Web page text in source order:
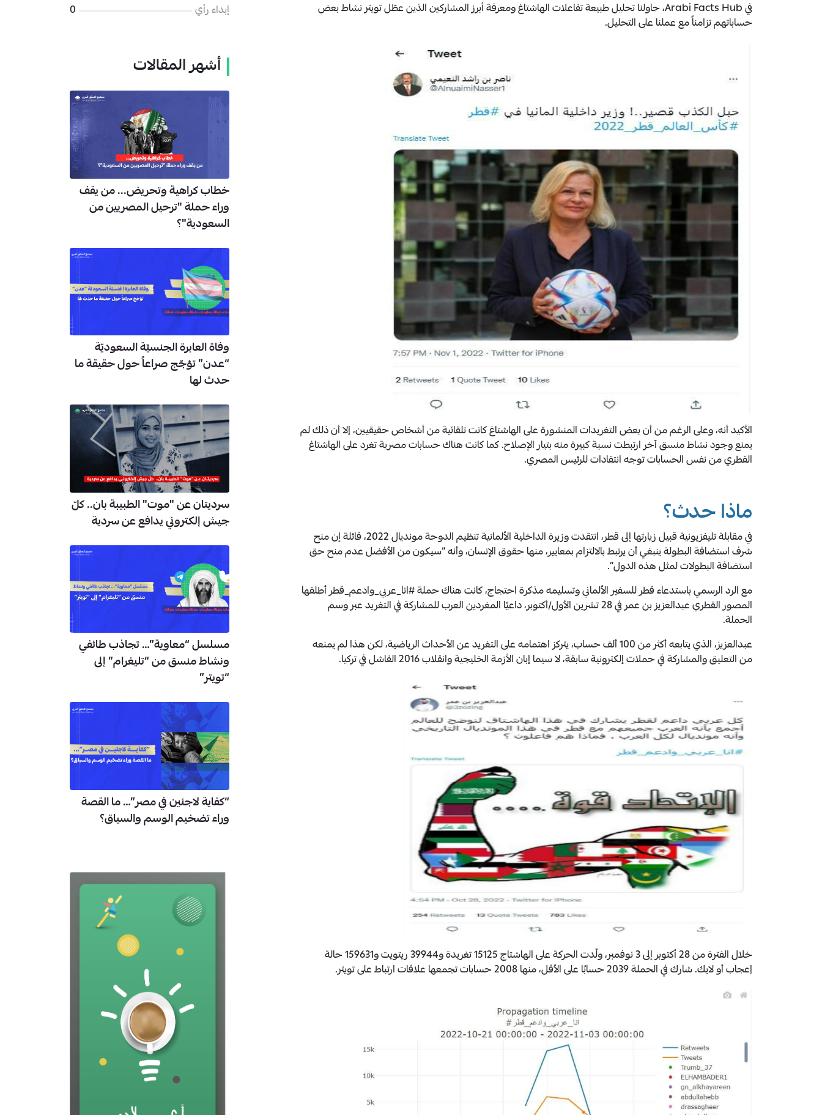
في Arabi Facts Hub، حاولنا تحليل طبيعة تفاعلات الهاشتاغ ومعرفة أبرز المشاركين الذين عطّل تويتر نشاط بعض
حساباتهم تزامناً مع عملنا على التحليل.
الأكيد أنه، وعلى الرغم من أن بعض التغريدات المنشورة على الهاشتاغ كانت تلقائية من أشخاص حقيقيين، إلا أن ذلك لم
يمنع وجود نشاط منسق آخر ارتبطت نسبة كبيرة منه بتيار الإصلاح. كما كانت هناك حسابات مصرية تغرد على الهاشتاغ
القطري من نفس الحسابات توجه انتقادات للرئيس المصري.
ماذا حدث؟
في مقابلة تليفزيونية قبيل زيارتها إلى قطر، انتقدت وزيرة الداخلية الألمانية تنظيم الدوحة مونديال 2022، قائلة إن منح
شرف استضافة البطولة ينبغي أن يرتبط بالالتزام بمعايير، منها حقوق الإنسان، وأنه “سيكون من الأفضل عدم منح حق
استضافة البطولات لمثل هذه الدول”.
مع الرد الرسمي باستدعاء قطر للسفير الألماني وتسليمه مذكرة احتجاج، كانت هناك حملة #انا_عربي_وادعم_قطر أطلقها
المصور القطري عبدالعزيز بن عمر في 28 تشرين الأول/أكتوبر، داعيًا المغردين العرب للمشاركة في التغريد عبر وسم
الحملة.
عبدالعزيز، الذي يتابعه أكثر من 100 ألف حساب، يتركز اهتمامه على التغريد عن الأحداث الرياضية، لكن هذا لم يمنعه
من التعليق والمشاركة في حملات إلكترونية سابقة، لا سيما إبان الأزمة الخليجية وانقلاب 2016 الفاشل في تركيا.
خلال الفترة من 28 أكتوبر إلى 3 نوفمبر، ولّدت الحركة على الهاشتاج 15125 تغريدة و39944 ريتويت و159631 حالة
إعجاب أو لايك. شارك في الحملة 2039 حسابًا على الأقل، منها 2008 حسابات تجمعها علاقات ارتباط على تويتر.
إبداء رأي
0
أشهر المقالات
خطاب كراهية وتحريض... من يقف
وراء حملة "ترحيل المصريين من
السعودية"؟
وفاة العابرة الجنسيّة السعوديّة
“عدن” تؤجّج صراعاً حول حقيقة ما
حدث لها
سرديتان عن "موت" الطبيبة بان.. كلّ
جيش إلكتروني يدافع عن سردية
مسلسل “معاوية”… تجاذب طائفي
ونشاط منسق من “تليغرام” إلى
“تويتر”
“كفاية لاجئين في مصر”… ما القصة
وراء تضخيم الوسم والسياق؟